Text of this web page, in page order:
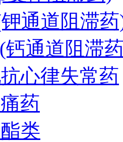
通道阻滞
通道阻滞
心律失常药
药
类